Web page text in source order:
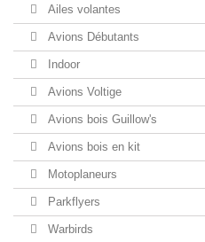
Ailes volantes
Avions Débutants
Indoor
Avions Voltige
Avions bois Guillow's
Avions bois en kit
Motoplaneurs
Parkflyers
Warbirds